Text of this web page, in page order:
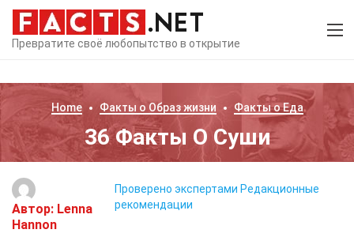
Превратите своё любопытство в открытие
Home Факты о Образ жизни Факты оЕда
36 Факты О Суши
Автор: Lenna
Hannon
Проверено экспертами Редакционные
рекомендации